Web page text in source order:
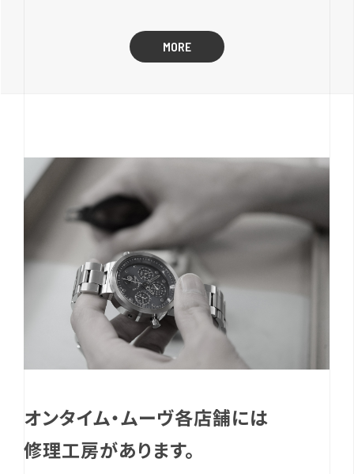
MORE
オンタイム・ムーヴ各店舗には
修理工房があります。